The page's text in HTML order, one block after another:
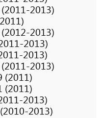
2013)
2013)
2013)
2013)
2013)
(2011)
(2011)
2013)
2013)